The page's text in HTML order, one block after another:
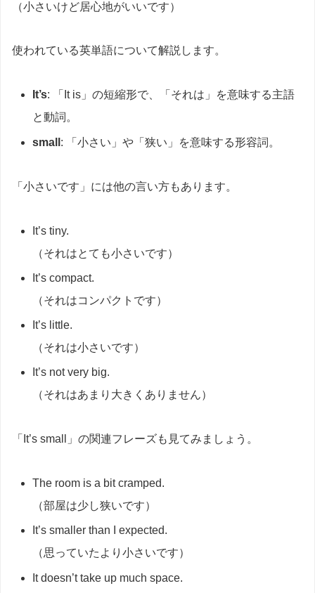
（小さいけど居心地がいいです）
使われている英単語について解説します。
It’s: 「It is」の短縮形で、「それは」を意味する主語
と動詞。
small : 「小さい」や「狭い」を意味する形容詞。
「小さいです」には他の言い方もあります。
It’s tiny.
（それはとても小さいです）
It’s compact.
（それはコンパクトです）
It’s little.
（それは小さいです）
It’s not very big.
（それはあまり大きくありません）
「It’s small」の関連フレーズも見てみましょう。
The room is a bit cramped.
（部屋は少し狭いです）
It’s smaller than I expected.
（思っていたより小さいです）
It doesn’t take up much space.